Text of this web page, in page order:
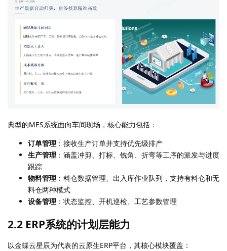
典型的MES系统面向车间现场，核心能力包括：
订单管理 ：接收生产订单并支持优先级排产
生产管理 ：涵盖冲剪、打标、铣角、折弯等工序的派发与进度
跟踪
物料管理 ：料仓数据管理、出入库作业队列，支持有料仓和无
料仓两种模式
设备管理 ：状态监控、开机巡检、工艺参数管理
2.2 ERP系统的计划层能力
以金蝶云星辰为代表的云原生ERP平台，其核心模块覆盖：